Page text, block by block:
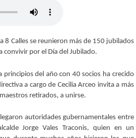
8 Calles se reunieron más de 150 jubilados
convivir por el Día del Jubilado.
principios del año con 40 socios ha crecido
a cargo de Cecilia Arceo invita a más
retirados, a unirse.
autoridades gubernamentales entre
Jorge Vales Traconis, quien en un